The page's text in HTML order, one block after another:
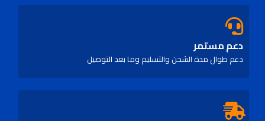
دعم مستمر
دعم طوال مدة الشحن والتسليم وما بعد التوصيل